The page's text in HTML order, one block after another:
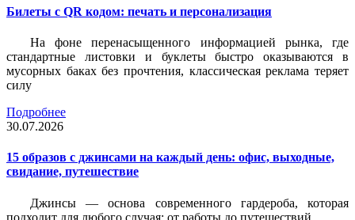
Билеты c QR кодом: печать и персонализация
На фоне перенасыщенного информацией рынка, где
стандартные листовки и буклеты быстро оказываются в
мусорных баках без прочтения, классическая реклама теряет
силу
Подробнее
30.07.2026
15 образов с джинсами на каждый день: офис, выходные,
свидание, путешествие
Джинсы — основа современного гардероба, которая
подходит для любого случая: от работы до путешествий